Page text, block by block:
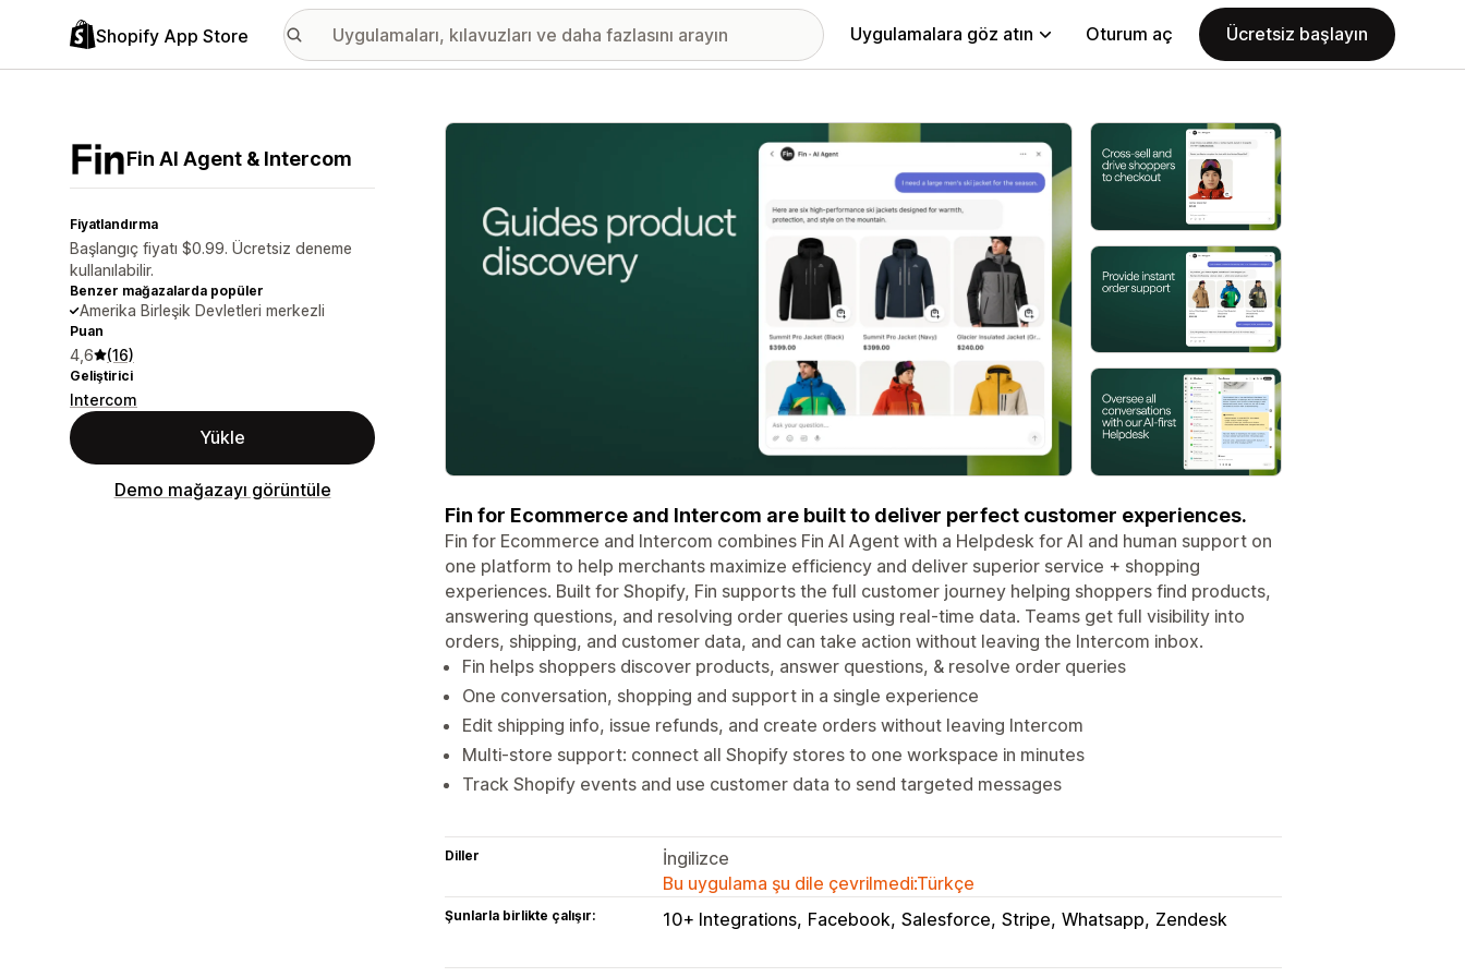
Shopify App Store Uygulamalara göz atın Oturum aç Ücretsiz başlayın
Fin AI Agent & Intercom
Fiyatlandırma
Başlangıç fiyatı $0.99. Ücretsiz deneme
kullanılabilir.
Benzer mağazalarda popüler
Amerika Birleşik Devletleri merkezli
Puan
4,6 (16)
Geliştirici
Intercom
Yükle
Demo mağazayı görüntüle
Öne çıkan görsel galerisi
Fin for Ecommerce and Intercom are built to deliver perfect customer experiences.
Fin for Ecommerce and Intercom combines Fin AI Agent with a Helpdesk for AI and human support on
one platform to help merchants maximize efficiency and deliver superior service + shopping
experiences. Built for Shopify, Fin supports the full customer journey helping shoppers find products,
answering questions, and resolving order queries using real-time data. Teams get full visibility into
orders, shipping, and customer data, and can take action without leaving the Intercom inbox.
Fin helps shoppers discover products, answer questions, & resolve order queries
One conversation, shopping and support in a single experience
Edit shipping info, issue refunds, and create orders without leaving Intercom
Multi-store support: connect all Shopify stores to one workspace in minutes
Track Shopify events and use customer data to send targeted messages
Diller
İngilizce
Bu uygulama şu dile çevrilmedi:Türkçe
Şunlarla birlikte çalışır: 10+ Integrations Facebook Salesforce Stripe Whatsapp Zendesk